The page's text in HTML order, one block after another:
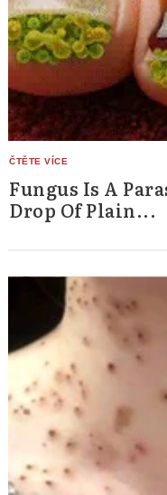
Fungus Is A
Drop Of Plain...